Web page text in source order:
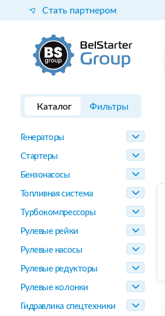
Стать партнером
Каталог Фильтры
Генераторы
Стартеры
Бензонасосы
Топливная система
Турбокомпрессоры
Рулевые рейки
Рулевые насосы
Рулевые редукторы
Рулевые колонки
Гидравлика спецтехники